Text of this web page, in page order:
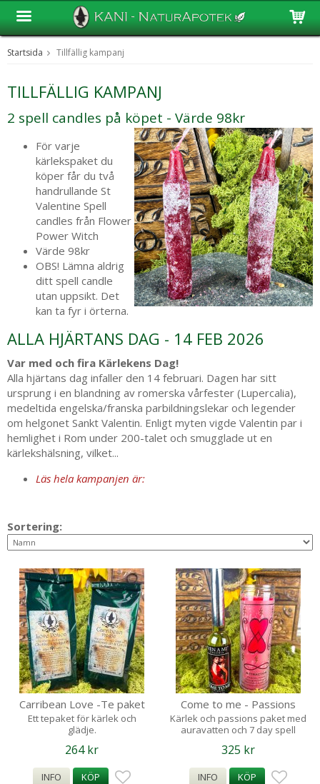
Startsida Tillfällig kampanj
TILLFÄLLIG KAMPANJ
2 spell candles på köpet - Värde 98kr
För varje
kärlekspaket du
köper får du två
handrullande St
Valentine Spell
candles från Flower
Power Witch
Värde 98kr
OBS! Lämna aldrig
ditt spell candle
utan uppsikt. Det
kan ta fyr i örterna.
ALLA HJÄRTANS DAG - 14 FEB 2026
Var med och fira Kärlekens Dag!
Alla hjärtans dag infaller den 14 februari. Dagen har sitt
ursprung i en blandning av romerska vårfester (Lupercalia),
medeltida engelska/franska parbildningslekar och legender
om helgonet Sankt Valentin. Enligt myten vigde Valentin par i
hemlighet i Rom under 200-talet och smugglade ut en
kärlekshälsning, vilket...
Läs hela kampanjen är:
Sortering:
Carribean Love -Te paket
180g
Ett tepaket för kärlek och
glädje.
264 kr
INFO KÖP
Come to me - Passions
Paket
Kärlek och passions paket med
auravatten och 7 day spell
325 kr
INFO KÖP